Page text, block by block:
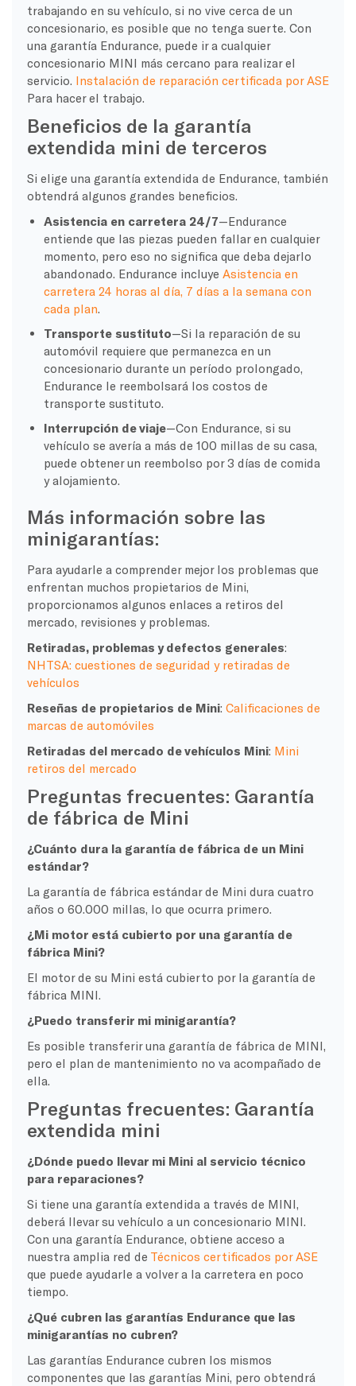
trabajando en su vehículo, si no vive cerca de un
concesionario, es posible que no tenga suerte. Con
una garantía Endurance, puede ir a cualquier
concesionario MINI más cercano para realizar el
servicio. Instalación de reparación certificada por ASE
Para hacer el trabajo.
Beneficios de la garantía
extendida mini de terceros
Si elige una garantía extendida de Endurance, también
obtendrá algunos grandes beneficios.
Asistencia en carretera 24/7—Endurance
entiende que las piezas pueden fallar en cualquier
momento, pero eso no significa que deba dejarlo
abandonado. Endurance incluyeAsistencia en
carretera 24 horas al día, 7 días a la semana con
cada plan.
Transporte sustituto—Si la reparación de su
automóvil requiere que permanezca en un
concesionario durante un período prolongado,
Endurance le reembolsará los costos de
transporte sustituto.
Interrupción de viaje—Con Endurance, si su
vehículo se avería a más de 100 millas de su casa,
puede obtener un reembolso por 3 días de comida
y alojamiento.
Más información sobre las
minigarantías:
Para ayudarle a comprender mejor los problemas que
enfrentan muchos propietarios de Mini,
proporcionamos algunos enlaces a retiros del
mercado, revisiones y problemas.
Retiradas, problemas y defectos generales:
NHTSA: cuestiones de seguridad y retiradas de
vehículos
Reseñas de propietarios de Mini: Calificaciones de
marcas de automóviles
Retiradas del mercado de vehículos Mini: Mini
retiros del mercado
Preguntas frecuentes: Garantía
de fábrica de Mini
¿Cuánto dura la garantía de fábrica de un Mini
estándar?
La garantía de fábrica estándar de Mini dura cuatro
años o 60.000 millas, lo que ocurra primero.
¿Mi motor está cubierto por una garantía de
fábrica Mini?
El motor de su Mini está cubierto por la garantía de
fábrica MINI.
¿Puedo transferir mi minigarantía?
Es posible transferir una garantía de fábrica de MINI,
pero el plan de mantenimiento no va acompañado de
ella.
Preguntas frecuentes: Garantía
extendida mini
¿Dónde puedo llevar mi Mini al servicio técnico
para reparaciones?
Si tiene una garantía extendida a través de MINI,
deberá llevar su vehículo a un concesionario MINI.
Con una garantía Endurance, obtiene acceso a
nuestra amplia red de Técnicos certificados por ASE
que puede ayudarle a volver a la carretera en poco
tiempo.
¿Qué cubren las garantías Endurance que las
minigarantías no cubren?
Las garantías Endurance cubren los mismos
componentes que las garantías Mini, pero obtendrá